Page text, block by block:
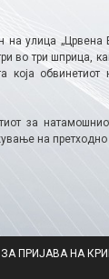
улица
во три шприца,
за
на претходно
ПРИЈАВА НА